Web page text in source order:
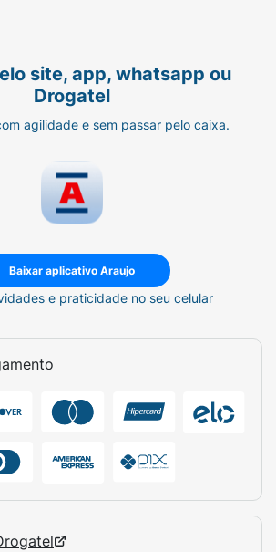
site, app, whatsapp ou
Drogatel
agilidade e sem passar pelo caixa.
Baixar aplicativo Araujo
e praticidade no seu celular